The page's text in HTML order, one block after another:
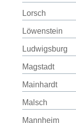
Lorsch
Löwenstein
Ludwigsburg
Magstadt
Mainhardt
Malsch
Mannheim